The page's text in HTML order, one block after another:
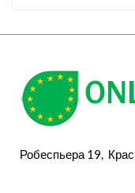
Робеспьера 19,